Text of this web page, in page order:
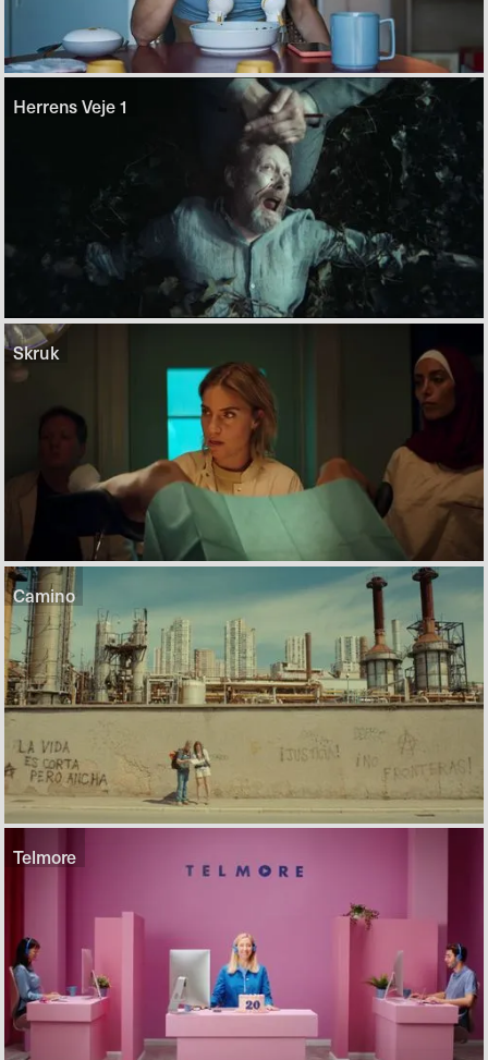
Herrens Veje 1
Skruk
Camino
Telmore